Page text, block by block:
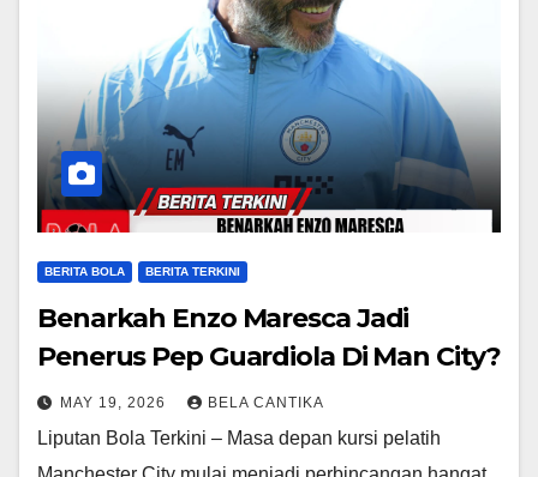
BERITA BOLA BERITA TERKINI
Benarkah Enzo Maresca Jadi
Penerus Pep Guardiola Di Man City?
MAY 19, 2026 BELA CANTIKA
Liputan Bola Terkini – Masa depan kursi pelatih